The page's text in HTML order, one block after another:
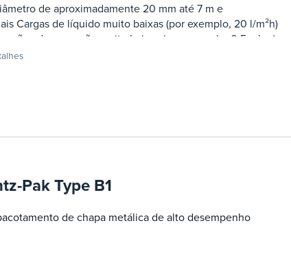
de aproximadamente 20 mm até 7 m e
Cargas de líquido muito baixas (por exemplo, 20 l/m²h)
de operação muito baixas (por exemplo, 0,5 mbar)
mínima de líquido
Pak Type B1
de chapa metálica de alto desempenho